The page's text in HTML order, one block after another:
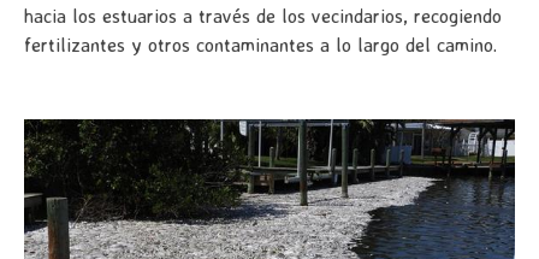
hacia los estuarios a través de los vecindarios, recogiendo
fertilizantes y otros contaminantes a lo largo del camino.